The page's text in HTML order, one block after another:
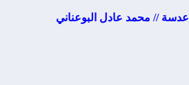
عدسة // محمد عادل البوعناني